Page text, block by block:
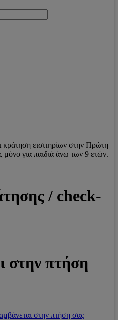
κράτηση εισιτηρίων στην Πρώτη
για παιδιά άνω των 9 ετών.
/ check-
στην πτήση
στην πτήση σας